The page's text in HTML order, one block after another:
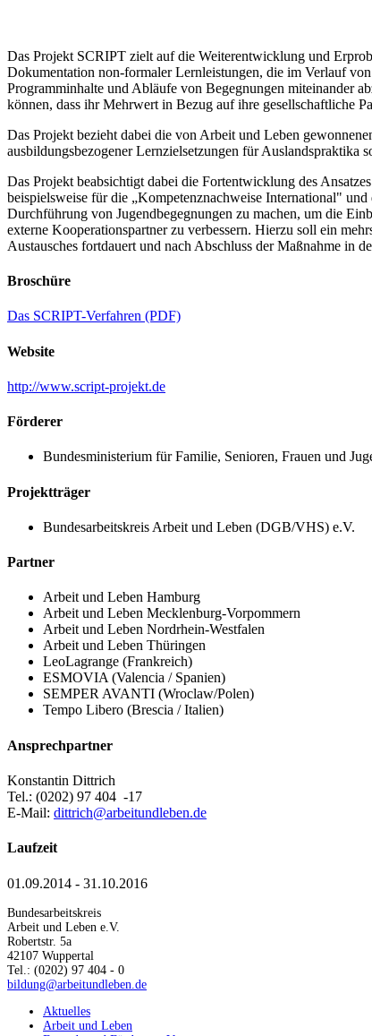
Das Projekt SCRIPT zielt auf die Weiterentwicklung und
Dokumentation non-formaler Lernleistungen, die im Verlauf
Programminhalte und Abläufe von Begegnungen miteinander
können, dass ihr Mehrwert in Bezug auf ihre gesellschaftliche
Das Projekt bezieht dabei die von Arbeit und Leben
ausbildungsbezogener Lernzielsetzungen für Auslandspraktika
Das Projekt beabsichtigt dabei die Fortentwicklung des
beispielsweise für die „Kompetenznachweise International"
Durchführung von Jugendbegegnungen zu machen, um die
externe Kooperationspartner zu verbessern. Hierzu soll ein
Austausches fortdauert und nach Abschluss der Maßnahme in
Broschüre
Das SCRIPT-Verfahren (PDF)
Website
http://www.script-projekt.de
Förderer
Bundesministerium für Familie, Senioren, Frauen und
Projektträger
Bundesarbeitskreis Arbeit und Leben (DGB/VHS) e.V.
Partner
Arbeit und Leben Hamburg
Arbeit und Leben Mecklenburg-Vorpommern
Arbeit und Leben Nordrhein-Westfalen
Arbeit und Leben Thüringen
LeoLagrange (Frankreich)
ESMOVIA (Valencia / Spanien)
SEMPER AVANTI (Wroclaw/Polen)
Tempo Libero (Brescia / Italien)
Ansprechpartner
Konstantin Dittrich
Tel.: (0202) 97 404 -17
E-Mail: dittrich@arbeitundleben.de
Laufzeit
01.09.2014 - 31.10.2016
Bundesarbeitskreis
Arbeit und Leben e.V.
Robertstr. 5a
42107 Wuppertal
Tel.: (0202) 97 404 - 0
bildung@arbeitundleben.de
Aktuelles
Arbeit und Leben